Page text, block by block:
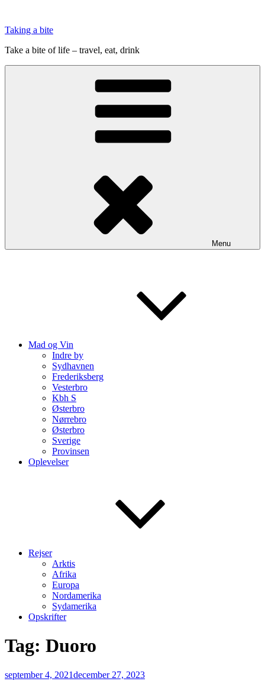
indhold
Taking a bite
Take a bite of life – travel, eat, drink
Menu
Mad og Vin
Indre by
Sydhavnen
Frederiksberg
Vesterbro
Kbh S
Østerbro
Nørrebro
Østerbro
Sverige
Provinsen
Oplevelser
Rejser
Arktis
Afrika
Europa
Nordamerika
Sydamerika
Opskrifter
Tag: Duoro
Udgivet
september 4, 2021december 27, 2023